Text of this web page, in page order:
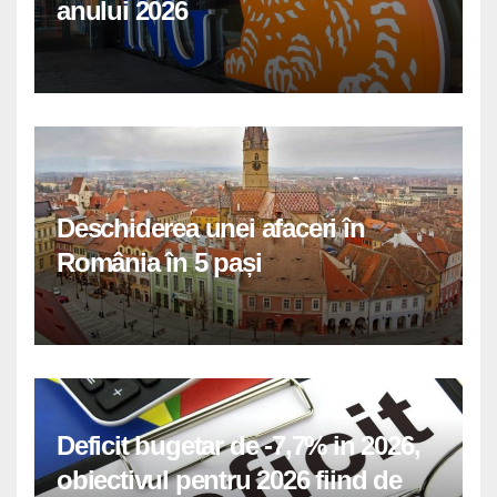
anului 2026
Deschiderea unei afaceri în
România în 5 pași
Deficit bugetar de -7,7% in 2026,
obiectivul pentru 2026 fiind de